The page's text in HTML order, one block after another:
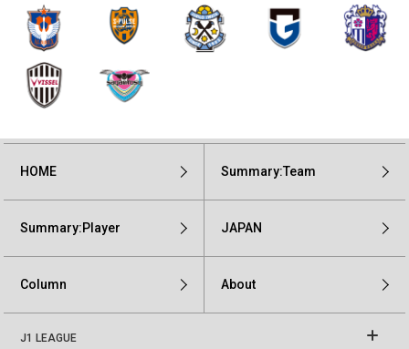
HOME Summary:Team
Summary:Player JAPAN
Column About
J1 LEAGUE